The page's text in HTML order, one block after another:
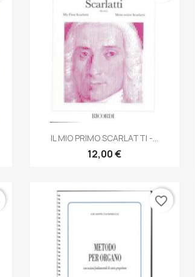
Anteprima
IL MIO PRIMO SCARLATTI -...
12,00 €
favorite_border